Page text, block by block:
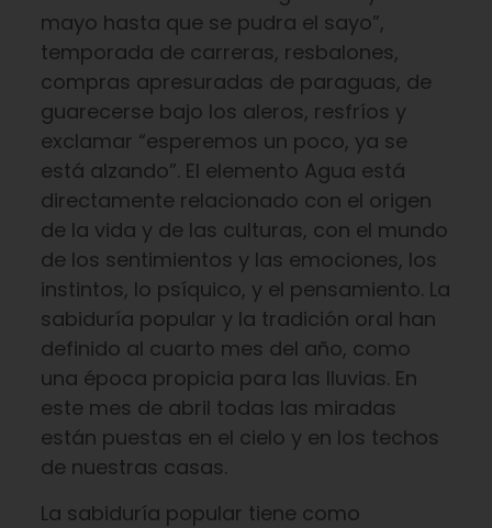
mayo hasta que se pudra el sayo”,
temporada de carreras, resbalones,
compras apresuradas de paraguas, de
guarecerse bajo los aleros, resfríos y
exclamar “esperemos un poco, ya se
está alzando”. El elemento Agua está
directamente relacionado con el origen
de la vida y de las culturas, con el mundo
de los sentimientos y las emociones, los
instintos, lo psíquico, y el pensamiento. La
sabiduría popular y la tradición oral han
definido al cuarto mes del año, como
una época propicia para las lluvias. En
este mes de abril todas las miradas
están puestas en el cielo y en los techos
de nuestras casas.
La sabiduría popular tiene como